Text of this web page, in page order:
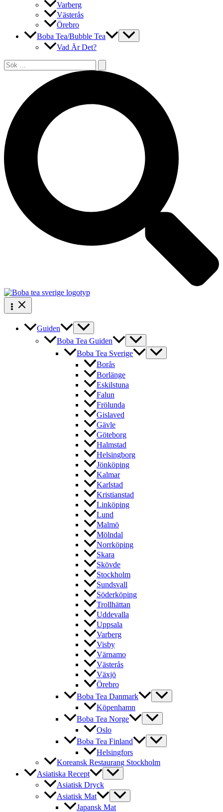
Varberg
Västerås
Örebro
Boba Tea/Bubble Tea
Vad Är Det?
Sök
efter:
Guiden
Boba Tea Guiden
Boba Tea Sverige
Borås
Borlänge
Eskilstuna
Falun
Frölunda
Gislaved
Gävle
Göteborg
Halmstad
Helsingborg
Jönköping
Kalmar
Karlstad
Kristianstad
Linköping
Lund
Malmö
Mölndal
Norrköping
Skara
Skövde
Stockholm
Sundsvall
Söderköping
Trollhättan
Uddevalla
Uppsala
Varberg
Visby
Värnamo
Västerås
Växjö
Örebro
Boba Tea Danmark
Köpenhamn
Boba Tea Norge
Oslo
Boba Tea Finland
Helsingfors
Koreansk Restaurang Stockholm
Asiatiska Recept
Asiatisk Dryck
Asiatisk Mat
Japansk Mat